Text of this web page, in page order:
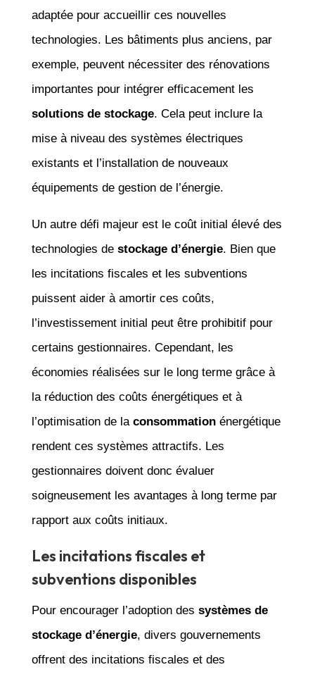
adaptée pour accueillir ces nouvelles
technologies. Les bâtiments plus anciens, par
exemple, peuvent nécessiter des rénovations
importantes pour intégrer efficacement les
solutions de stockage. Cela peut inclure la
mise à niveau des systèmes électriques
existants et l’installation de nouveaux
équipements de gestion de l’énergie.
Un autre défi majeur est le coût initial élevé des
technologies de stockage d’énergie. Bien que
les incitations fiscales et les subventions
puissent aider à amortir ces coûts,
l’investissement initial peut être prohibitif pour
certains gestionnaires. Cependant, les
économies réalisées sur le long terme grâce à
la réduction des coûts énergétiques et à
l’optimisation de la consommationénergétique
rendent ces systèmes attractifs. Les
gestionnaires doivent donc évaluer
soigneusement les avantages à long terme par
rapport aux coûts initiaux.
Les incitations fiscales et
subventions disponibles
Pour encourager l’adoption des systèmes de
stockage d’énergie, divers gouvernements
offrent des incitations fiscales et des